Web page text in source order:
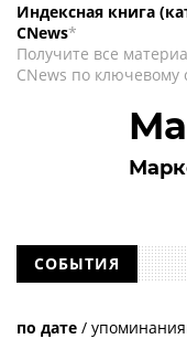
Индексная книга
CNews*
Получите все
CNews по ключевому
СОБЫТИЯ
по дате /